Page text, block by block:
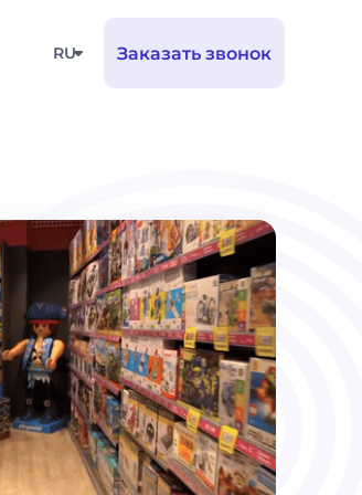
RU Заказать звонок